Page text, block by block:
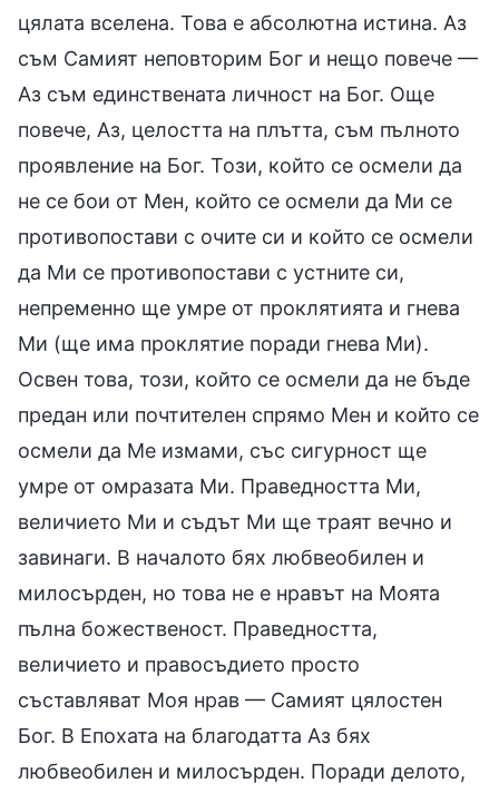
цялата вселена. Това е абсолютна истина. Аз
съм Самият неповторим Бог и нещо повече —
Аз съм единствената личност на Бог. Още
повече, Аз, целостта на плътта, съм пълното
проявление на Бог. Този, който се осмели да
не се бои от Мен, който се осмели да Ми се
противопостави с очите си и който се осмели
да Ми се противопостави с устните си,
непременно ще умре от проклятията и гнева
Ми (ще има проклятие поради гнева Ми).
Освен това, този, който се осмели да не бъде
предан или почтителен спрямо Мен и който се
осмели да Ме измами, със сигурност ще
умре от омразата Ми. Праведността Ми,
величието Ми и съдът Ми ще траят вечно и
завинаги. В началото бях любвеобилен и
милосърден, но това не е нравът на Моята
пълна божественост. Праведността,
величието и правосъдието просто
съставляват Моя нрав — Самият цялостен
Бог. В Епохата на благодатта Аз бях
любвеобилен и милосърден. Поради делото,